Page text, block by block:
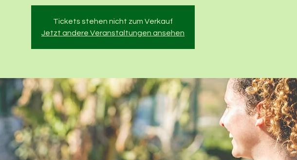
Tickets stehen nicht zum Verkauf
Jetzt andere Veranstaltungen ansehen